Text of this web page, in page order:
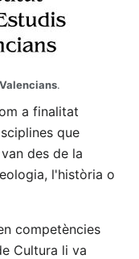
.
a finalitat
que
des de la
l'història o
competències
Cultura li va